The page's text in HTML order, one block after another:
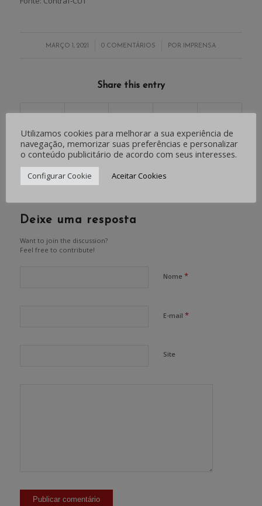
MARÇO 1, 2021
/ 0 COMENTÁRIOS
/ POR IMPRENSA
Share this entry
0
Deixe uma resposta
Want to join the discussion?
Feel free to contribute!
Nome *
E-mail *
Site
Utilizamos cookies para melhorar a sua experiência de
navegação, memorizar suas preferências e personalizar
o conteúdo publicitário de acordo com seus interesses.
Configurar Cookie Aceitar Cookies